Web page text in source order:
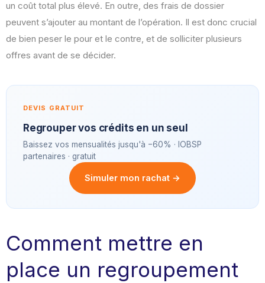
un coût total plus élevé. En outre, des frais de dossier
peuvent s’ajouter au montant de l’opération. Il est donc crucial
de bien peser le pour et le contre, et de solliciter plusieurs
offres avant de se décider.
DEVIS GRATUIT
Regrouper vos crédits en un seul
Baissez vos mensualités jusqu'à −60% · IOBSP
partenaires · gratuit
Simuler mon rachat →
Comment mettre en
place un regroupement